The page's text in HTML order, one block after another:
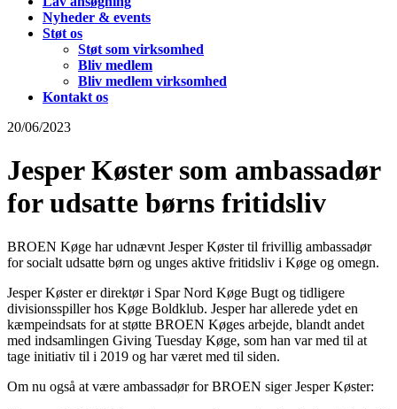
Nyheder & events
Støt os
Støt som virksomhed
Bliv medlem
Bliv medlem virksomhed
Kontakt os
20/06/2023
Jesper Køster som ambassadør
for udsatte børns fritidsliv
BROEN Køge har udnævnt Jesper Køster til frivillig ambassadør
for socialt udsatte børn og unges aktive fritidsliv i Køge og omegn.
Jesper Køster er direktør i Spar Nord Køge Bugt og tidligere
divisionsspiller hos Køge Boldklub. Jesper har allerede ydet en
kæmpeindsats for at støtte BROEN Køges arbejde, blandt andet
med indsamlingen Giving Tuesday Køge, som han var med til at
tage initiativ til i 2019 og har været med til siden.
Om nu også at være ambassadør for BROEN siger Jesper Køster: